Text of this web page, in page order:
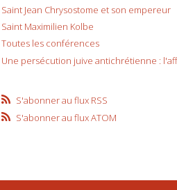
Saint Jean Chrysostome et son empereur
Saint Maximilien Kolbe
Toutes les conférences
Une persécution juive antichrétienne :
S'abonner au flux RSS
S'abonner au flux ATOM